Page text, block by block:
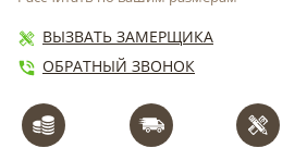
ВЫЗВАТЬ ЗАМЕРЩИКА
ОБРАТНЫЙ ЗВОНОК